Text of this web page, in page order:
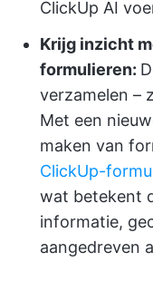
ClickUp AI
Krijg inzicht
formulieren:
verzamelen –
Met een
maken van
ClickUp-
wat betekent
informatie,
aangedreven